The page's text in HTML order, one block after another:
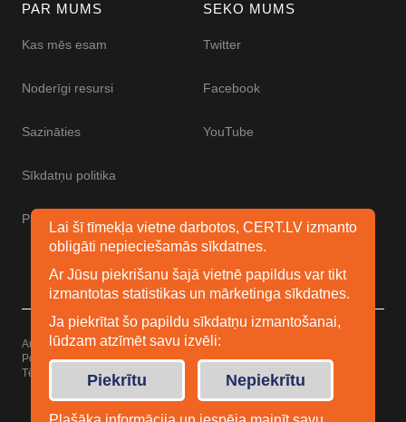
PAR MUMS
Kas mēs esam
Noderīgi resursi
Sazināties
Sīkdatņu politika
Piekļūstamības paziņojums
SEKO MUMS
Twitter
Facebook
YouTube
Autortiesības © 2026 Esidrošs
Powered byWordPress
Tēma: Uku noElmastudio
Lai šī tīmekļa vietne darbotos, CERT.LV izmanto
obligāti nepieciešamās sīkdatnes.
Ar Jūsu piekrišanu šajā vietnē papildus var tikt
izmantotas statistikas un mārketinga sīkdatnes.
Ja piekrītat šo papildu sīkdatņu izmantošanai,
lūdzam atzīmēt savu izvēli:
Piekrītu Nepiekrītu